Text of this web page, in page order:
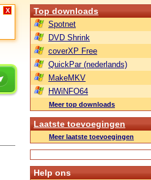
X Top downloads
Spotnet
DVD Shrink
coverXP Free
QuickPar (nederlands)
MakeMKV
HWiNFO64
Meer top downloads
Laatste toevoegingen
Meer laatste toevoegingen
Help ons